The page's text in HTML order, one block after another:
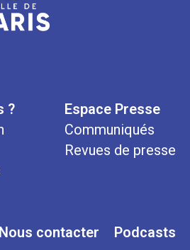
?
Espace Presse
Communiqués
Revues de presse
Nous contacter Podcasts